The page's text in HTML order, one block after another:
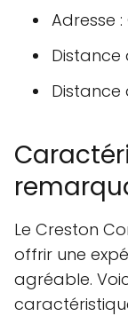
Adresse :
Distance
Distance
Le Creston
offrir une
agréable.